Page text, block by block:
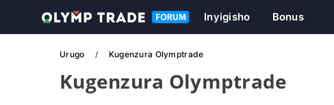
Inyigisho Bonus
Urugo Kugenzura Olymptrade
Kugenzura Olymptrade